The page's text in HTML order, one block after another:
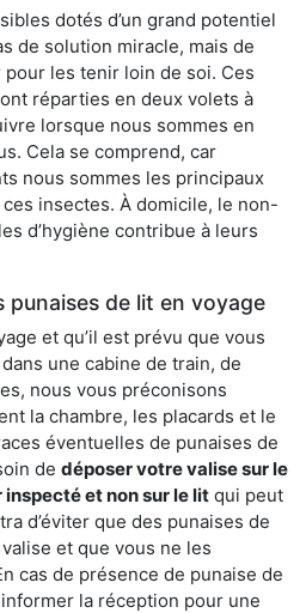
dotés d’un grand potentiel
de solution miracle, mais de
les tenir loin de soi. Ces
réparties en deux volets à
lorsque nous sommes en
Cela se comprend, car
nous sommes les principaux
insectes. À domicile, le non-
d’hygiène contribue à leurs
de lit en voyage
et qu’il est prévu que vous
une cabine de train, de
nous vous préconisons
la chambre, les placards et le
éventuelles de punaises de
de déposer votre valise sur le
et non sur le lit qui peut
d’éviter que des punaises de
et que vous ne les
cas de présence de punaise de
la réception pour une